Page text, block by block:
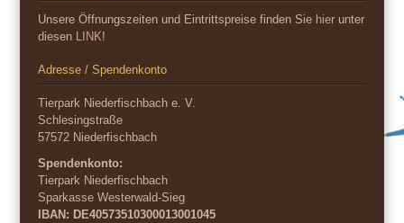
Unsere Öffnungszeiten und Eintrittspreise finden Sie hier unter
diesen LINK!
Adresse / Spendenkonto
Tierpark Niederfischbach e. V.
Schlesingstraße
57572 Niederfischbach
Spendenkonto:
Tierpark Niederfischbach
Sparkasse Westerwald-Sieg
IBAN: DE40573510300013001045